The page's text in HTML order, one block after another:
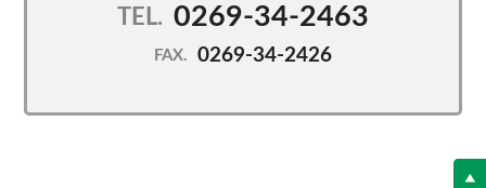
TEL. 0269-34-2463
FAX. 0269-34-2426